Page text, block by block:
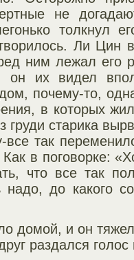
не
толкнул
Ли Цин
ним лежал его
он их видел
почему-то,
в которых
груди старика
так
в поговорке:
что все так
до какого
домой, и он
раздался голос